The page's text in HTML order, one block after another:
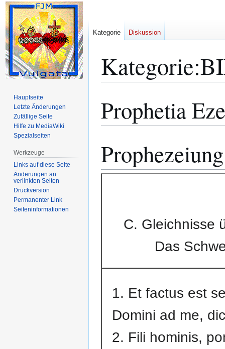
Kategorie:
Navigation
Suche
Prophetia
C. Gleichnisse
Das
1. Et factus est
Domini ad me,
2. Fili hominis,
Kategorie Diskussion
Hauptseite
Letzte Änderungen
Zufällige Seite
Hilfe zu MediaWiki
Spezialseiten
Werkzeuge
Links auf diese Seite
Änderungen an
verlinkten Seiten
Druckversion
Permanenter Link
Seiten­­informationen